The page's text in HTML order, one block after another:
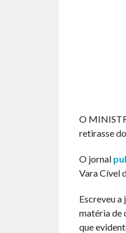
O
retirasse
O jornal
Vara Cível
Escreveu
matéria de
que